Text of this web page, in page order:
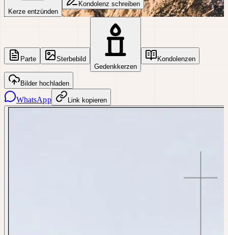
Kerze entzünden
Kondolenz schreiben
Parte
Sterbebild
Gedenkkerzen
Kondolenzen
Bilder hochladen
WhatsApp Link kopieren